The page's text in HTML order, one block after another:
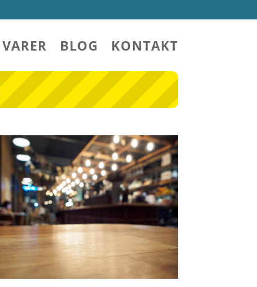
VARER BLOG KONTAKT